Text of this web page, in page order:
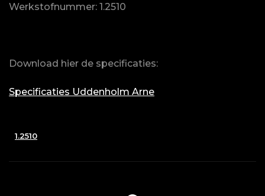
Werkstofnummer: 1.2510
Download hier de specificaties:
Specificaties Uddenholm Arne
1.2510